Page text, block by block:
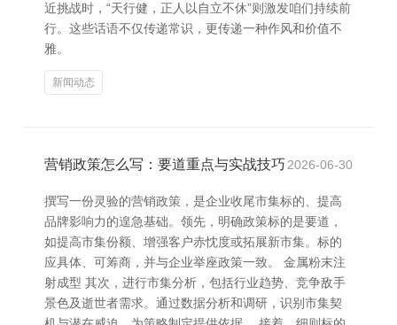
近挑战时，“天行健，正人以自立不休”则激发咱们持续前
行。这些话语不仅传递常识，更传递一种作风和价值不
雅。
新闻动态
营销政策怎么写：要道重点与实战技巧 2026-06-30
撰写一份灵验的营销政策，是企业收尾市集标的、提高
品牌影响力的遑急基础。领先，明确政策标的是要道，
如提高市集份额、增强客户赤忱度或拓展新市集。标的
应具体、可筹商，并与企业举座政策一致。 金属粉末注
射成型 其次，进行市集分析，包括行业趋势、竞争敌手
景色及逝世者需求。通过数据分析和调研，识别市集契